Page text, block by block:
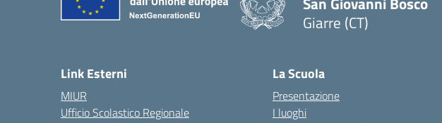
Giarre (CT)
Link Esterni
MIUR
Ufficio Scolastico Regionale
La Scuola
Presentazione
I luoghi